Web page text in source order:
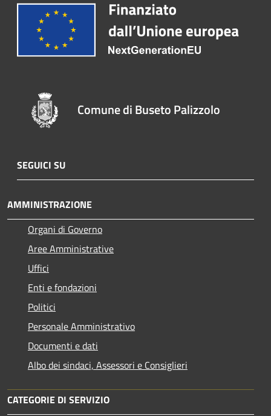
Comune di Buseto Palizzolo
SEGUICI SU
AMMINISTRAZIONE
Organi di Governo
Aree Amministrative
Uffici
Enti e fondazioni
Politici
Personale Amministrativo
Documenti e dati
Albo dei sindaci, Assessori e Consiglieri
CATEGORIE DI SERVIZIO